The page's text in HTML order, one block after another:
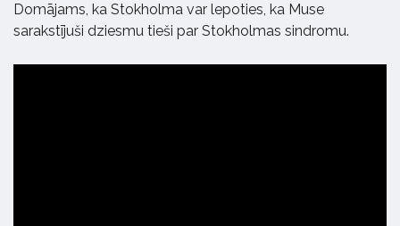
Domājams, ka Stokholma var lepoties, ka Muse
sarakstījuši dziesmu tieši par Stokholmas sindromu.